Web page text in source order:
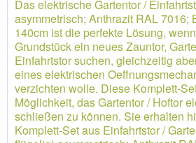
Das elektrische Gartentor /
asymmetrisch; Anthrazit RAL 7016;
140cm ist die perfekte Lösung,
Grundstück ein neues Zauntor,
Einfahrtstor suchen, gleichzeitig
eines elektrischen
verzichten wolle. Diese Komplett-
Möglichkeit, das Gartentor / Hoftor
schließen zu können. Sie erhalten
Komplett-Set aus Einfahrtstor /